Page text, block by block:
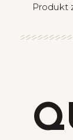
Produkt